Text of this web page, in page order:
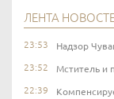
ЛЕНТА
23:53 Надзор
23:52 Мститель и
22:39